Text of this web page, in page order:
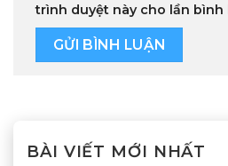
trình duyệt này cho lần bình
BÀI VIẾT MỚI NHẤT